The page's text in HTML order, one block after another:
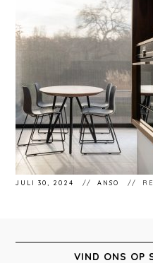
JULI 30, 2024 ANSO
VIND ONS OP